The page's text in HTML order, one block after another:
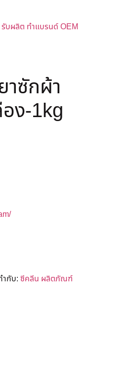
รับผลิต ทำแบรนด์ OEM
ซักผ้า
ง-1kg
ำกับ: ซีคลีน ผลิตภัณฑ์